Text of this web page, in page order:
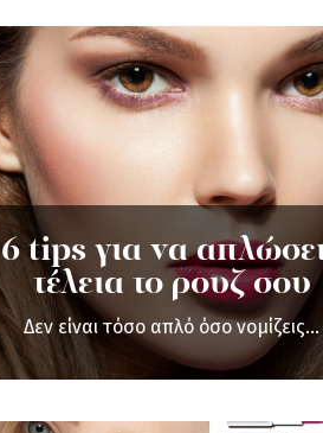
6 tips για να
τέλεια το ρουζ σου
Δεν είναι τόσο απλό όσο νομίζεις...